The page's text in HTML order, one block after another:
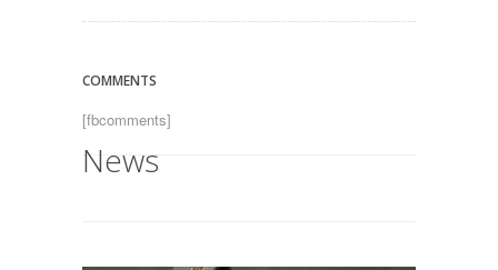
COMMENTS
[fbcomments]
News